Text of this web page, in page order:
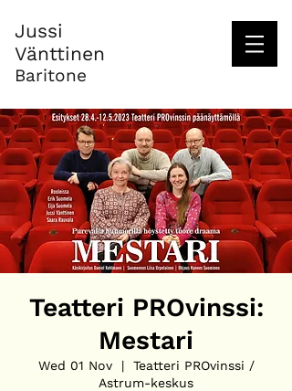
Jussi
Vänttinen
Baritone
Teatteri PROvinssi:
Mestari
Wed 01 Nov
  |
Teatteri PROvinssi /
Astrum-keskus